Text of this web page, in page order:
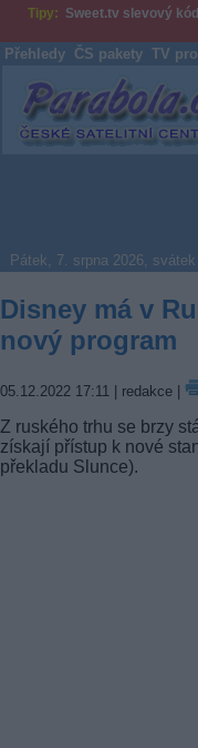
Tipy: Sweet.tv slevový kód
Přehledy ČS pakety TV
Parabola.cz
Pátek, 7. srpna 2026,
Disney má v
nový program
05.12.2022 17:11 | redakce |
Z ruského trhu se brzy
získají přístup k nové
překladu Slunce).